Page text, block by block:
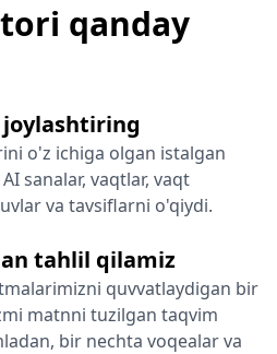
qanday
o'z ichiga olgan istalgan
sanalar, vaqtlar, vaqt
va tavsiflarni o'qiydi.
tahlil qilamiz
quvvatlaydigan bir
matnni tuzilgan taqvim
bir nechta voqealar va